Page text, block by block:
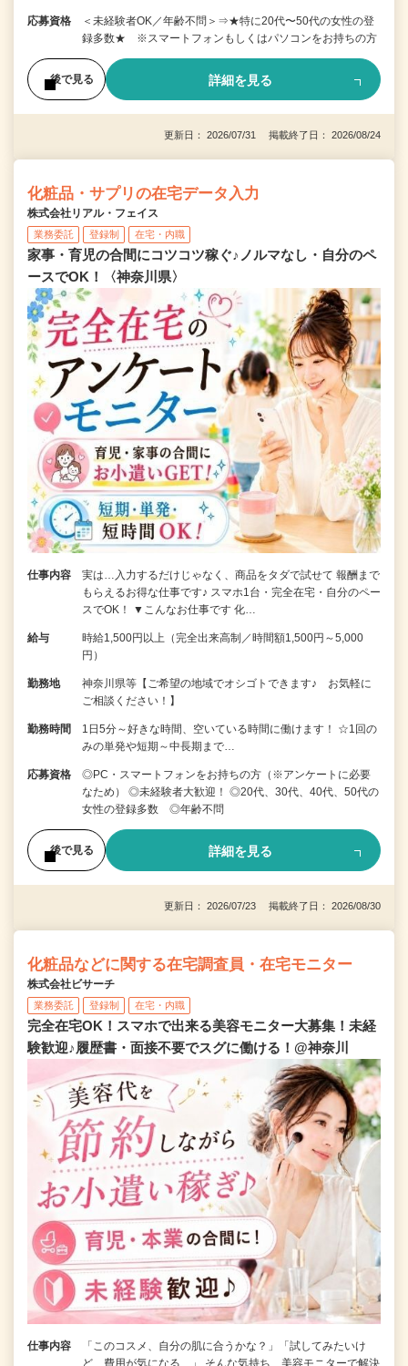
応募資格
＜未経験者OK／年齢不問＞⇒★特に20代〜50代の女性の登
録多数★ ※スマートフォンもしくはパソコンをお持ちの方
後で見る 詳細を見る
更新日： 2026/07/31 掲載終了日： 2026/08/24
化粧品・サプリの在宅データ入力
株式会社リアル・フェイス
業務委託 登録制 在宅・内職
家事・育児の合間にコツコツ稼ぐ♪ノルマなし・自分のペ
ースでOK！〈神奈川県〉
仕事内容
実は…入力するだけじゃなく、商品をタダで試せて 報酬まで
もらえるお得な仕事です♪ スマホ1台・完全在宅・自分のペー
スでOK！ ▼こんなお仕事です 化…
給与
時給1,500円以上（完全出来高制／時間額1,500円～5,000
円）
勤務地
神奈川県等【ご希望の地域でオシゴトできます♪ お気軽に
ご相談ください！】
勤務時間
1日5分～好きな時間、空いている時間に働けます！ ☆1回の
みの単発や短期～中長期まで…
応募資格
◎PC・スマートフォンをお持ちの方（※アンケートに必要
なため） ◎未経験者大歓迎！ ◎20代、30代、40代、50代の
女性の登録多数 ◎年齢不問
後で見る 詳細を見る
更新日： 2026/07/23 掲載終了日： 2026/08/30
化粧品などに関する在宅調査員・在宅モニター
株式会社ビサーチ
業務委託 登録制 在宅・内職
完全在宅OK！スマホで出来る美容モニター大募集！未経
験歓迎♪履歴書・面接不要でスグに働ける！@神奈川
仕事内容
「このコスメ、自分の肌に合うかな？」「試してみたいけ